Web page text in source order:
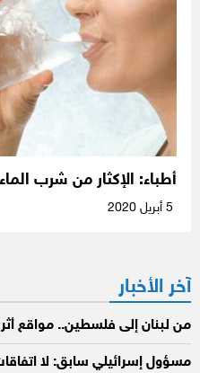
أطباء: الإكثار من شرب
آخر الأخبار
من لبنان إلى فلسطين.. مواقع
مسؤول إسرائيلي سابق: لا